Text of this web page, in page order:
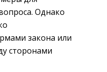
Однако
закона или
сторонами